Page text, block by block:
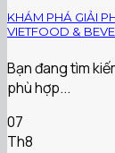
KHÁM PHÁ GIẢI
VIETFOOD &
Bạn đang tìm
phù hợp...
07
Th8